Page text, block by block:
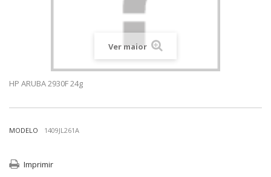
Ver maior
HP ARUBA 2930F 24g
MODELO 1409JL261A
Imprimir